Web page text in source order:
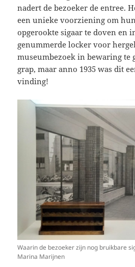
nadert de bezoeker de entree.
een unieke voorziening om
opgerookte sigaar te doven en
genummerde locker voor
museumbezoek in bewaring te
grap, maar anno 1935 was dit
vinding!
Waarin de bezoeker zijn nog bruikbare
Marina Marijnen